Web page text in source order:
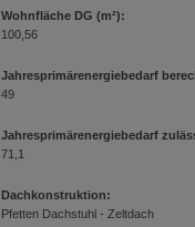
Wohnfläche DG (m²):
100,56
Jahresprimärenergiebedarf
49
Jahresprimärenergiebedarf
71,1
Dachkonstruktion:
Pfetten Dachstuhl - Zeltdach